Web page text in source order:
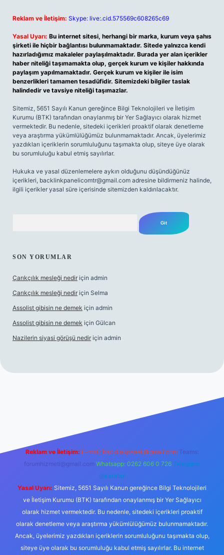
Reklam ve İletişim: Skype: live:.cid.575569c608265c69
Yasal Uyarı: Bu internet sitesi, herhangi bir marka, kurum veya şahıs
şirketi ile hiçbir bağlantısı bulunmamaktadır. Sitede yalnızca kendi
hazırladığımız makaleler paylaşılmaktadır. Burada yer alan içerikler
haber niteliği taşımamakta olup, gerçek kurum ve kişiler hakkında
paylaşım yapılmamaktadır. Gerçek kurum ve kişiler ile isim
benzerlikleri tamamen tesadüfidir. Sitemizdeki bilgiler taslak
halindedir ve tavsiye niteliği taşımazlar.
Sitemiz, 5651 Sayılı Kanun gereğince Bilgi Teknolojileri ve İletişim
Kurumu (BTK) tarafından onaylanmış bir Yer Sağlayıcı olarak hizmet
vermektedir. Bu nedenle, sitedeki içerikleri proaktif olarak denetleme
veya araştırma yükümlülüğümüz bulunmamaktadır. Ancak, üyelerimiz
yazdıkları içeriklerin sorumluluğunu taşımakta olup, siteye üye olarak
bu sorumluluğu kabul etmiş sayılırlar.
Hukuka ve yasal düzenlemelere aykırı olduğunu düşündüğünüz
içerikleri, backlinkpanelicomtr@gmail.com adresine bildirmeniz halinde,
ilgili içerikler yasal süre içerisinde sitemizden kaldırılacaktır.
SON YORUMLAR
Çarıkçılık mesleği nedir için admin
Çarıkçılık mesleği nedir için Selma
Assolist gibisin ne demek için admin
Assolist gibisin ne demek için Gülcan
Nazilerin siyasi görüşü nedir için admin
Reklam ve İletişim: E-mail: backlinkpaneli@gmail.com Teams:
forumhizmeti@gmail.com Whatsapp: 0262 606 0 726 Telegram:
@karabul
Yasal Uyarı: Sitemiz, 5651 Sayılı Kanun gereğince Bilgi Teknolojileri
ve İletişim Kurumu (BTK) tarafından onaylanmış bir Yer Sağlayıcı
olarak hizmet vermektedir. Bu nedenle, sitedeki içerikleri proaktif
olarak denetleme veya araştırma yükümlülüğümüz bulunmamaktadır.
Ancak, üyelerimiz yazdıkları içeriklerin sorumluluğunu taşımakta olup,
siteye üye olarak bu sorumluluğu kabul etmiş sayılırlar. Bu internet